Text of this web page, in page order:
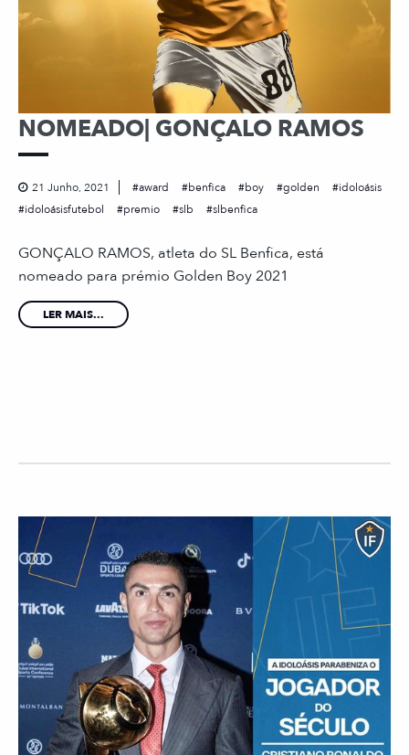
NOMEADO| GONÇALO RAMOS
21 Junho, 2021 award benfica boy golden
idoloásis
idoloásisfutebol
premio slb slbenfica
GONÇALO RAMOS, atleta do SL Benfica, está
nomeado para prémio Golden Boy 2021
LER MAIS...